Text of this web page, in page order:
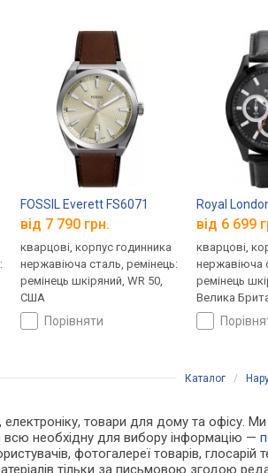
FOSSIL Everett FS6071
від 7 790 грн.
кварцові, корпус годинника
нержавіюча сталь, ремінець:
ремінець шкіряний, WR 50,
США
порівняти
Royal
від 6 699
кварцові,
нержавіюча
ремінець
Велика
Каталог /
електроніку, товари для дому та офісу.
всю необхідну для вибору інформацію —
фотогалереї товарів, глосарій